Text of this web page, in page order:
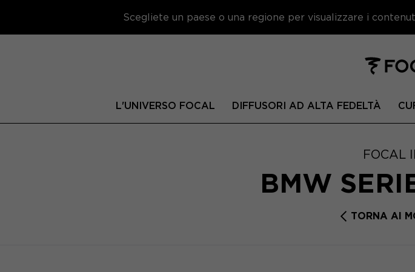
Scegliete un paese o una regione per visualizzare i
L'UNIVERSO FOCAL DIFFUSORI AD ALTA FEDELTÀ
FOCAL
BMW
TORNA AI